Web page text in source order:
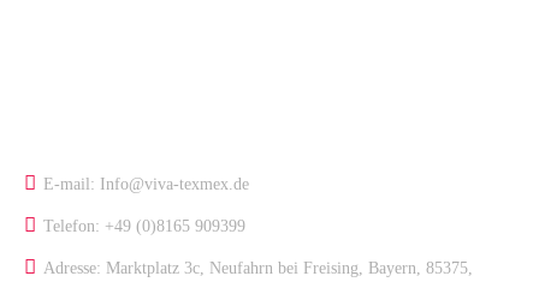
E-mail: Info@viva-texmex.de
Telefon: +49 (0)8165 909399
Adresse: Marktplatz 3c, Neufahrn bei Freising, Bayern, 85375,